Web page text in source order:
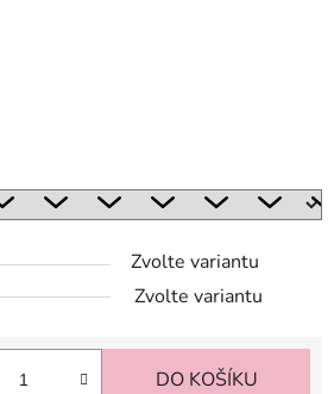
Zvolte variantu
Zvolte variantu
DO KOŠÍKU